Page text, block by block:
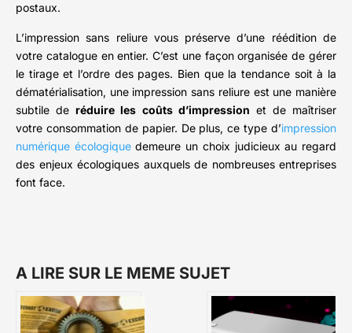
postaux.
L’impression sans reliure vous préserve d’une réédition de
votre catalogue en entier. C’est une façon organisée de gérer
le tirage et l’ordre des pages. Bien que la tendance soit à la
dématérialisation, une impression sans reliure est une manière
subtile deréduire les coûts d’impression et de maîtriser
votre consommation de papier. De plus, ce type d’impression
numérique écologiquedemeure un choix judicieux au regard
des enjeux écologiques auxquels de nombreuses entreprises
font face.
A LIRE SUR LE MEME SUJET